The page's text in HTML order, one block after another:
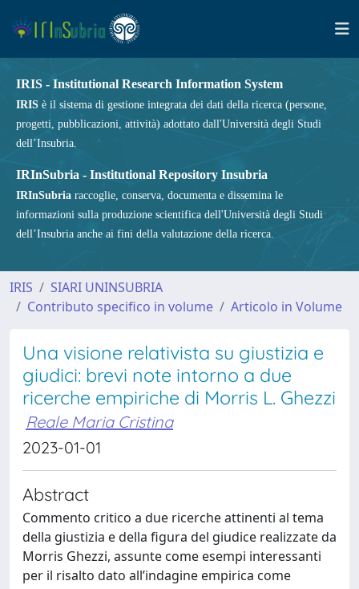
IRIS - Institutional Research Information System
IRIS è il sistema di gestione integrata dei dati della ricerca (persone,
progetti, pubblicazioni, attività) adottato dall'Università degli Studi
dell’Insubria.
IRInSubria - Institutional Repository Insubria
IRInSubria raccoglie, conserva, documenta e dissemina le
informazioni sulla produzione scientifica dell'Università degli Studi
dell’Insubria anche ai fini della valutazione della ricerca.
IRIS
SIARI UNINSUBRIA
Contributo specifico in volume
Articolo in Volume
Una visione relativista su giustizia e
giudici: brevi note intorno a due
ricerche empiriche di Morris L. Ghezzi
Reale Maria Cristina
2023-01-01
Abstract
Commento critico a due ricerche attinenti al tema
della giustizia e della figura del giudice realizzate da
Morris Ghezzi, assunte come esempi interessanti
per il risalto dato all’indagine empirica come